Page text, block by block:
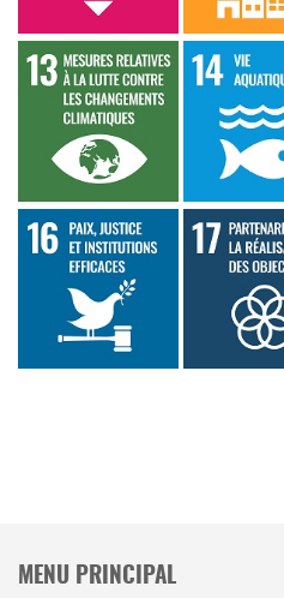
MENU PRINCIPAL